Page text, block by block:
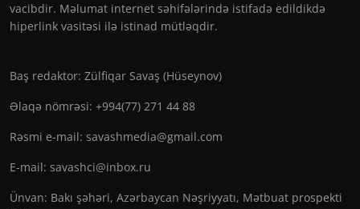
vacibdir. Məlumat internet səhifələrində istifadə edildikdə
hiperlink vasitəsi ilə istinad mütləqdir.
Baş redaktor: Zülfiqar Savaş (Hüseynov)
Əlaqə nömrəsi: +994(77) 271 44 88
Rəsmi e-mail: savashmedia@gmail.com
E-mail: savashci@inbox.ru
Ünvan: Bakı şəhəri, Azərbaycan Nəşriyyatı, Mətbuat prospekti